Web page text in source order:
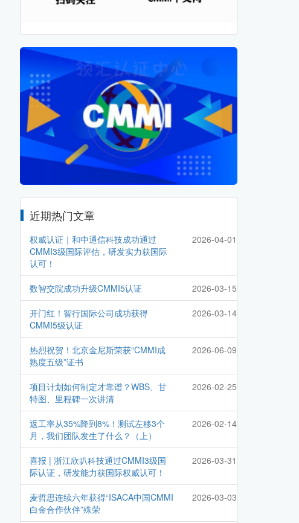
近期热门文章
权威认证｜和中通信科技成功通过
CMMI3级国际评估，研发实力获国际
认可！
2026-04-01
数智交院成功升级CMMI5认证 2026-03-15
开门红！智行国际公司成功获得
CMMI5级认证
2026-03-14
热烈祝贺！北京金尼斯荣获“CMMI成
熟度五级”证书
2026-06-09
项目计划如何制定才靠谱？WBS、甘
特图、里程碑一次讲清
2026-02-25
返工率从35%降到8%！测试左移3个
月，我们团队发生了什么？（上）
2026-02-14
喜报 | 浙江欣叭科技通过CMMI3级国
际认证，研发能力获国际权威认可！
2026-03-31
麦哲思连续六年获得“ISACA中国CMMI
白金合作伙伴”殊荣
2026-03-03